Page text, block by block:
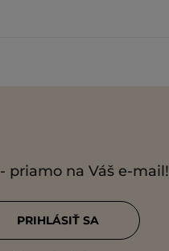
priamo na Váš e-mail!
PRIHLÁSIŤ SA